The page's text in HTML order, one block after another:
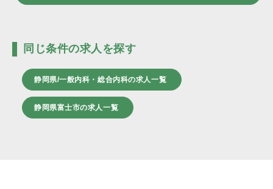
同じ条件の求人を探す
静岡県/一般内科・総合内科の求人一覧
静岡県富士市の求人一覧